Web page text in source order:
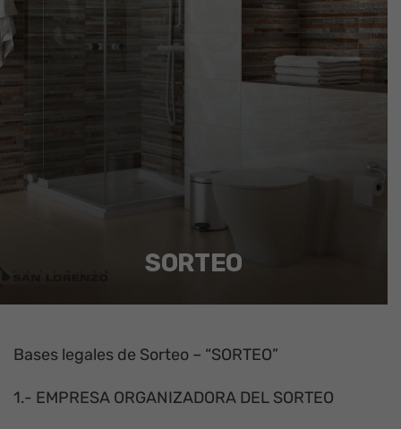
SORTEO
Bases legales de Sorteo – “SORTEO”
1.- EMPRESA ORGANIZADORA DEL SORTEO